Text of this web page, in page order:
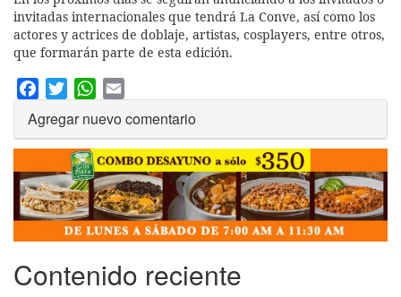
invitadas internacionales que tendrá La Conve, así como los
actores y actrices de doblaje, artistas, cosplayers, entre otros,
que formarán parte de esta edición.
Facebook
TwitterWhatsApp
Agregar nuevo comentario
Contenido reciente